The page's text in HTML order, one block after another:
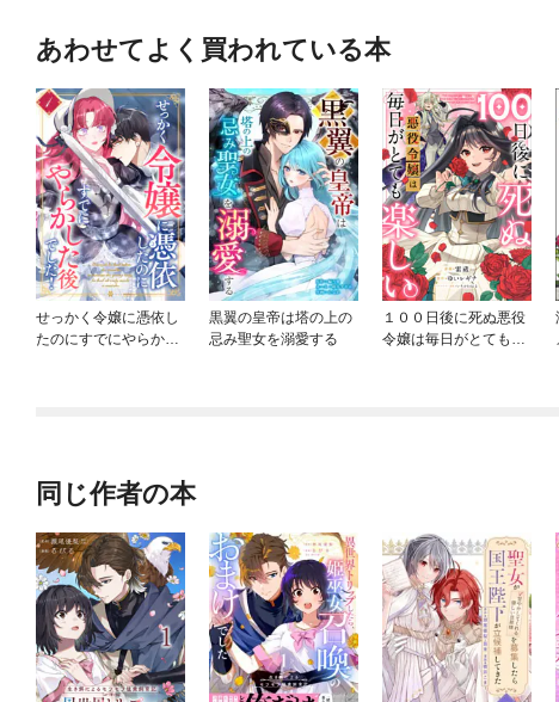
あわせてよく買われている本
せっかく令嬢に憑依し
たのにすでにやらかし
黒翼の皇帝は塔の上の
忌み聖女を溺愛する
１００日後に死ぬ悪役
令嬢は毎日がとても楽
同じ作者の本